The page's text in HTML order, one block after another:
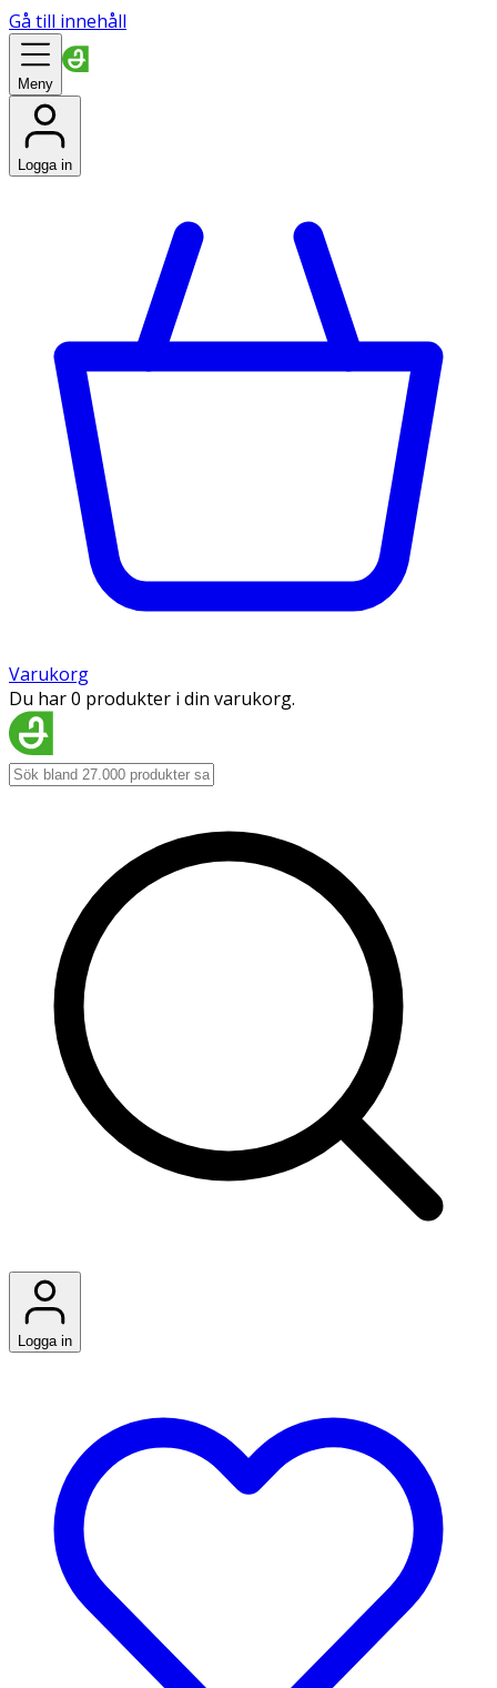
Gå till innehåll
Meny
Logga in
Varukorg
Du har 0 produkter i din varukorg.
Logga in